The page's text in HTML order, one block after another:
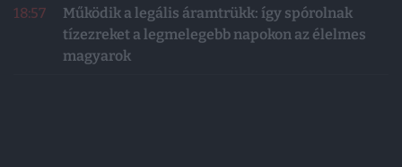
18:57
Működik a legális áramtrükk: így spórolnak
tízezreket a legmelegebb napokon az élelmes
magyarok